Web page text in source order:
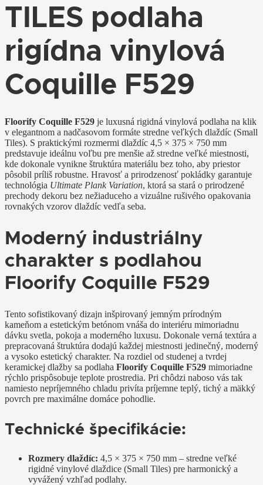
TILES podlaha
rigídna vinylová
Coquille F529
Floorify Coquille F529 je luxusná rigidná vinylová podlaha na klik
v elegantnom a nadčasovom formáte stredne veľkých dlaždíc (Small
Tiles). S praktickými rozmermi dlaždíc 4,5 × 375 × 750 mm
predstavuje ideálnu voľbu pre menšie až stredne veľké miestnosti,
kde dokonale vynikne štruktúra materiálu bez toho, aby priestor
pôsobil príliš robustne. Hravosť a prirodzenosť pokládky garantuje
technológia Ultimate Plank Variation, ktorá sa stará o prirodzené
prechody dekoru bez nežiaduceho a vizuálne rušivého opakovania
rovnakých vzorov dlaždíc vedľa seba.
Moderný industriálny
charakter s podlahou
Floorify Coquille F529
Tento sofistikovaný dizajn inšpirovaný jemným prírodným
kameňom a estetickým betónom vnáša do interiéru mimoriadnu
dávku svetla, pokoja a moderného luxusu. Dokonale verná textúra a
prepracovaná štruktúra dodajú každej miestnosti jedinečný, moderný
a vysoko estetický charakter. Na rozdiel od studenej a tvrdej
keramickej dlažby sa podlaha Floorify Coquille F529 mimoriadne
rýchlo prispôsobuje teplote prostredia. Pri chôdzi naboso vás tak
namiesto nepríjemného chladu privíta príjemne teplý, tichý a mäkký
povrch pre maximálne domáce pohodlie.
Technické špecifikácie:
Rozmery dlaždíc: 4,5 × 375 × 750 mm – stredne veľké
rigidné vinylové dlaždice (Small Tiles) pre harmonický a
vyvážený vzhľad podlahy.